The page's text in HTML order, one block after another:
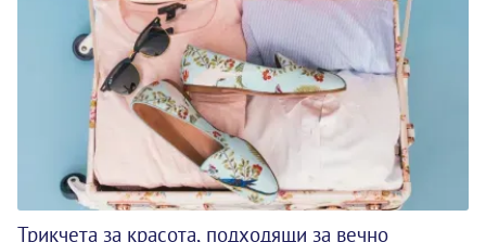
Трикчета за красота, подходящи за вечно